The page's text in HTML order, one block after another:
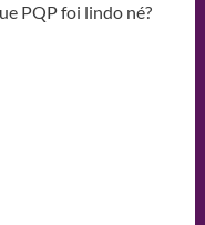
PQP foi lindo né?